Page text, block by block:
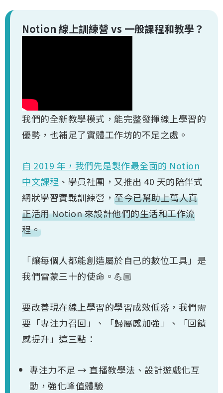
Notion 線上訓練營 vs 一般課程和教學？
我們的全新教學模式，能完整發揮線上學習的
優勢，也補足了實體工作坊的不足之處。
自 2019 年，我們先是製作最全面的 Notion
中文課程 、學員社團，又推出 40 天的陪伴式
網狀學習實戰訓練營， 至今已幫助上萬人真
正活用 Notion 來設計他們的生活和工作流
程。
「讓每個人都能創造屬於自己的數位工具」是
我們雷蒙三十的使命。💪🏼
要改善現在線上學習的學習成效低落，我們需
要「專注力召回」、「歸屬感加強」、「回饋
感提升」這三點：
專注力不足 → 直播教學法、設計遊戲化互
動，強化峰值體驗